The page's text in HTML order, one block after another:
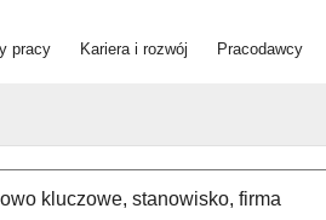
pracy Kariera i rozwój Pracodawcy